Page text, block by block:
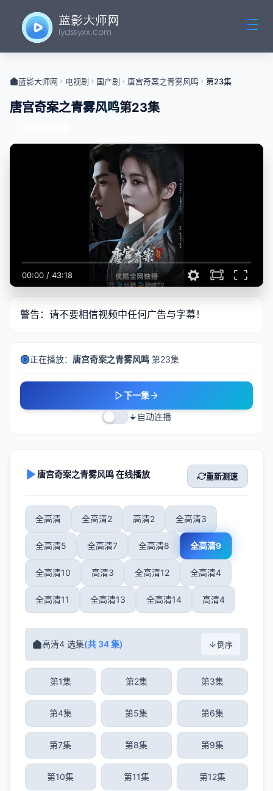
蓝影大师网 电视剧 国产剧 唐宫奇案之青雾风鸣 第23集
唐宫奇案之青雾风鸣第23集
00:00 / 43:18
警告：请不要相信视频中任何广告与字幕！
正在播放： 唐宫奇案之青雾风鸣 第23集
下一集
自动连播
唐宫奇案之青雾风鸣 在线播放 重新测速
全高清 全高清2 高清2 全高清3
全高清5 全高清7 全高清8 全高清9
全高清10 高清3 全高清12 全高清4
全高清11 全高清13 全高清14 高清4
高清4 选集(共 34 集) 倒序
第1集 第2集 第3集
第4集 第5集 第6集
第7集 第8集 第9集
第10集 第11集 第12集